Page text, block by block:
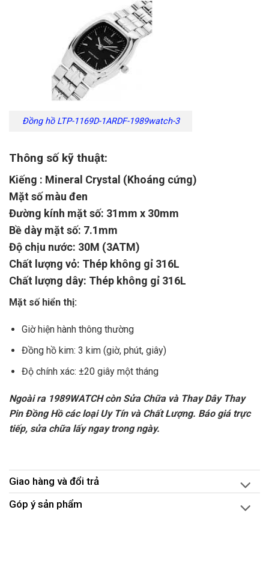
Đồng hồ LTP-1169D-1ARDF-1989watch-3
Thông số kỹ thuật:
Kiếng : Mineral Crystal (Khoáng cứng)
Mặt số màu đen
Đường kính mặt số: 31mm x 30mm
Bề dày mặt số: 7.1mm
Độ chịu nước: 30M (3ATM)
Chất lượng vỏ: Thép không gỉ 316L
Chất lượng dây: Thép không gỉ 316L
Mặt số hiển thị:
Giờ hiện hành thông thường
Đồng hồ kim: 3 kim (giờ, phút, giây)
Độ chính xác: ±20 giây một tháng
Ngoài ra 1989WATCH còn Sửa Chữa và Thay Dây Thay
Pin Đồng Hồ các loại Uy Tín và Chất Lượng. Báo giá trực
tiếp, sửa chữa lấy ngay trong ngày.
Giao hàng và đổi trả
Góp ý sản phẩm